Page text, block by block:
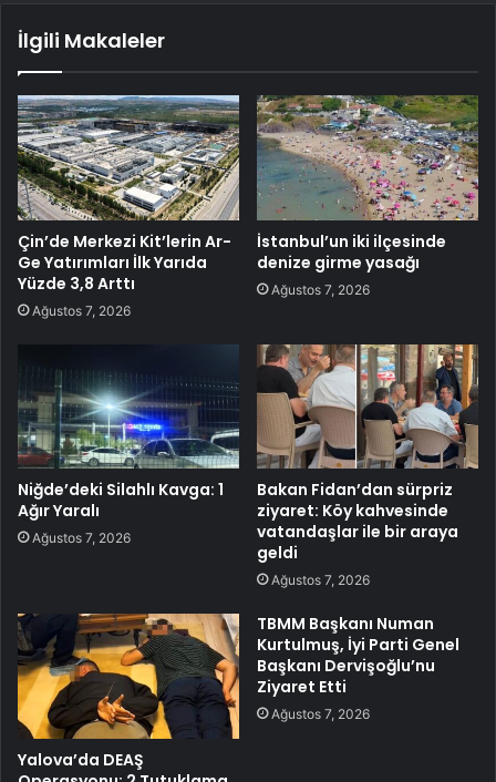
İlgili Makaleler
Çin’de Merkezi Kit’lerin Ar-
Ge Yatırımları İlk Yarıda
Yüzde 3,8 Arttı
Ağustos 7, 2026
İstanbul’un iki ilçesinde
denize girme yasağı
Ağustos 7, 2026
Niğde’deki Silahlı Kavga: 1
Ağır Yaralı
Ağustos 7, 2026
Bakan Fidan’dan sürpriz
ziyaret: Köy kahvesinde
vatandaşlar ile bir araya
geldi
Ağustos 7, 2026
Yalova’da DEAŞ
TBMM Başkanı Numan
Kurtulmuş, İyi Parti Genel
Başkanı Dervişoğlu’nu
Ziyaret Etti
Ağustos 7, 2026